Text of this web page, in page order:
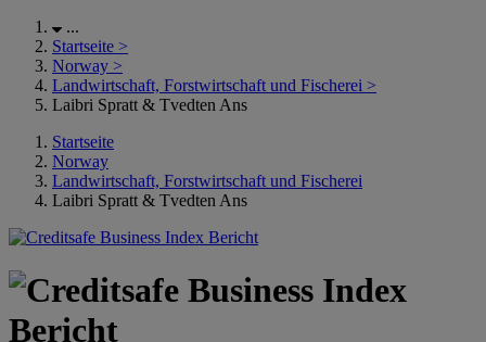
...
Startseite >
Norway >
Landwirtschaft, Forstwirtschaft und Fischerei >
Laibri Spratt & Tvedten Ans
Startseite
Norway
Landwirtschaft, Forstwirtschaft und Fischerei
Laibri Spratt & Tvedten Ans